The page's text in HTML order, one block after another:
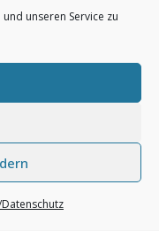
unseren Service zu